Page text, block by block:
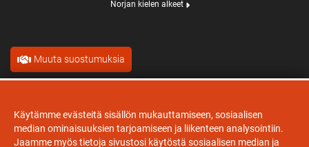
Norjan kielen alkeet
Muuta suostumuksia
Evästeet
Käytämme evästeitä sisällön mukauttamiseen, sosiaalisen
median ominaisuuksien tarjoamiseen ja liikenteen analysointiin.
Jaamme myös tietoja sivustosi käytöstä sosiaalisen median ja